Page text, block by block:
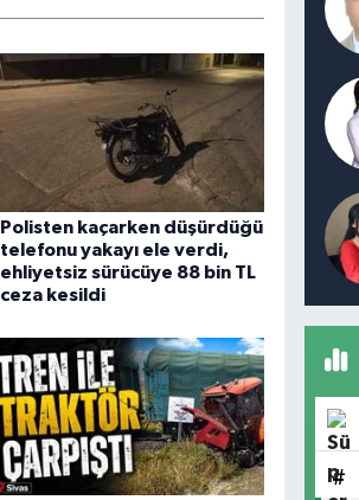
Polisten kaçarken düşürdüğü
telefonu yakayı ele verdi,
ehliyetsiz sürücüye 88 bin TL
ceza kesildi
#